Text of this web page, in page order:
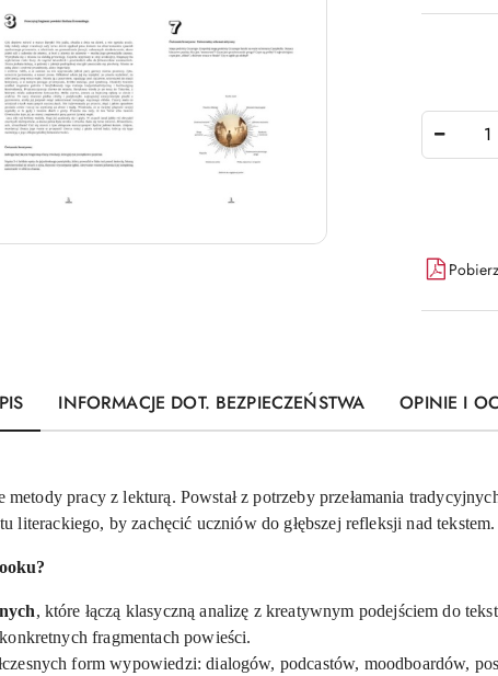
i
INFORMACJE DOT. BEZPIECZEŃSTWA OPINIE I
pracy z lekturą. Powstał z potrzeby przełamania
literackiego, by zachęcić uczniów do głębszej refleksji nad tekstem.
, które łączą klasyczną analizę z kreatywnym podejściem do
fragmentach powieści.
form wypowiedzi: dialogów, podcastów, moodboardów,